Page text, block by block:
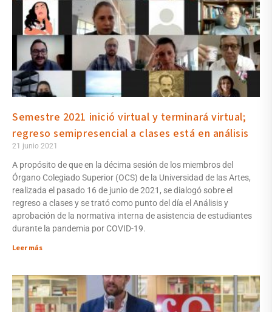
Semestre 2021 inició virtual y terminará virtual;
regreso semipresencial a clases está en análisis
21 junio 2021
A propósito de que en la décima sesión de los miembros del
Órgano Colegiado Superior (OCS) de la Universidad de las Artes,
realizada el pasado 16 de junio de 2021, se dialogó sobre el
regreso a clases y se trató como punto del día el Análisis y
aprobación de la normativa interna de asistencia de estudiantes
durante la pandemia por COVID-19.
Leer más